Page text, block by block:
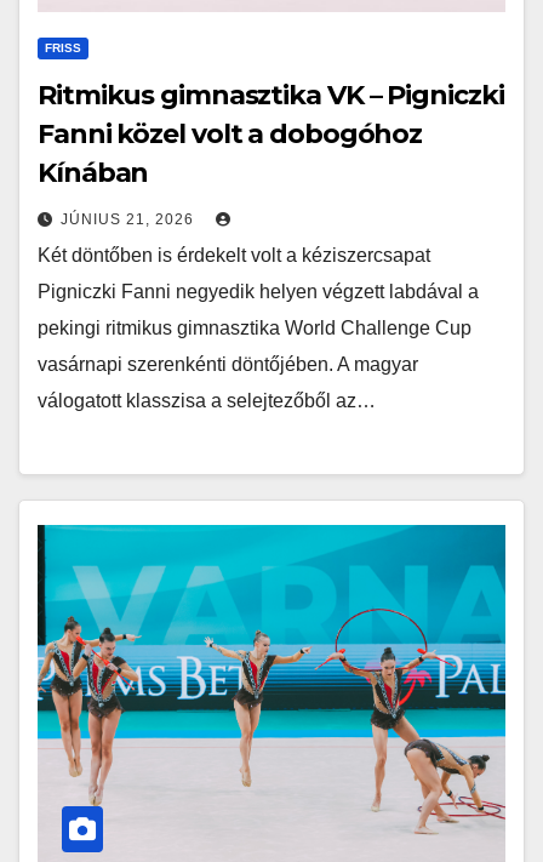
FRISS
Ritmikus gimnasztika VK – Pigniczki
Fanni közel volt a dobogóhoz
Kínában
JÚNIUS 21, 2026
Két döntőben is érdekelt volt a kéziszercsapat
Pigniczki Fanni negyedik helyen végzett labdával a
pekingi ritmikus gimnasztika World Challenge Cup
vasárnapi szerenkénti döntőjében. A magyar
válogatott klasszisa a selejtezőből az…